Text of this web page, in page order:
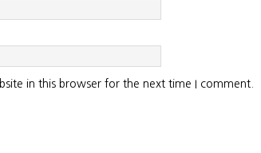
in this browser for the next time I comment.